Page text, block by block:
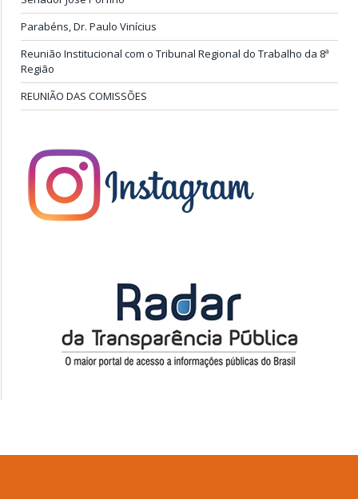
Parabéns, Dr. Paulo Vinícius
Reunião Institucional com o Tribunal Regional do Trabalho da 8ª
Região
REUNIÃO DAS COMISSÕES